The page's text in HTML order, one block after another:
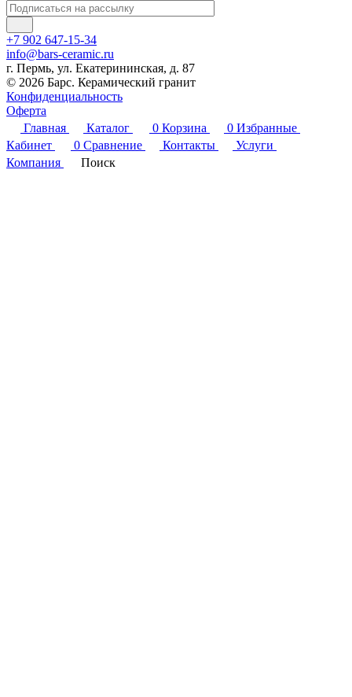
+7 902 647-15-34
info@bars-ceramic.ru
г. Пермь, ул. Екатерининская, д. 87
© 2026 Барс. Керамический гранит
Конфиденциальность
Оферта
Главная
Каталог 0 Корзина 0 Избранные
Кабинет
0 Сравнение Контакты
Услуги
Компания
Поиск